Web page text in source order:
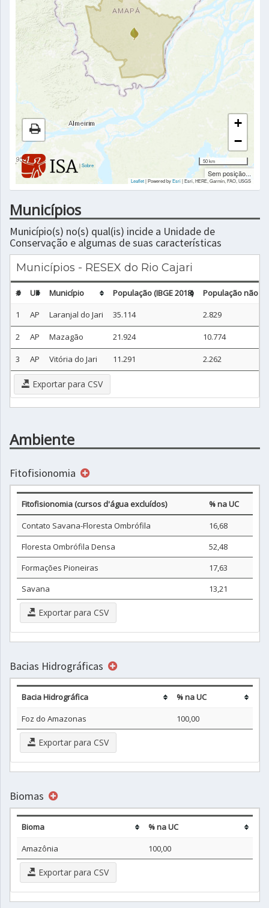
|Sobre
+
−
50 km
Sem posição...
Leaflet| Powered byEsri|Esri, HERE, Garmin, FAO, USGS
Municípios
Município(s) no(s) qual(is) incide a Unidade de
Conservação e algumas de suas características
Municípios - RESEX do Rio Cajari
# UF Município População (IBGE 2018)
População não
1
AP Laranjal do Jari 35.114 2.829
2 AP Mazagão 21.924 10.774
3 AP Vitória do Jari 11.291 2.262
Exportar para CSV
Ambiente
Fitofisionomia
Fitofisionomia (cursos d'água excluídos)
% na UC
Contato Savana-Floresta Ombrófila
16,68
Floresta Ombrófila Densa
52,48
Formações Pioneiras
17,63
Savana
13,21
Exportar para CSV
Bacias Hidrográficas
Bacia Hidrográfica
% na UC
Foz do Amazonas
100,00
Exportar para CSV
Biomas
Bioma
% na UC
Amazônia
100,00
Exportar para CSV